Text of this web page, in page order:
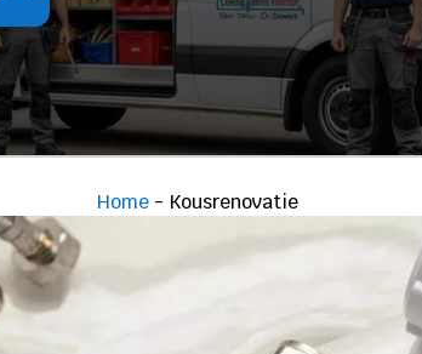
Home - Kousrenovatie